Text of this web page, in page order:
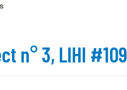
n° 3, LIHI #109